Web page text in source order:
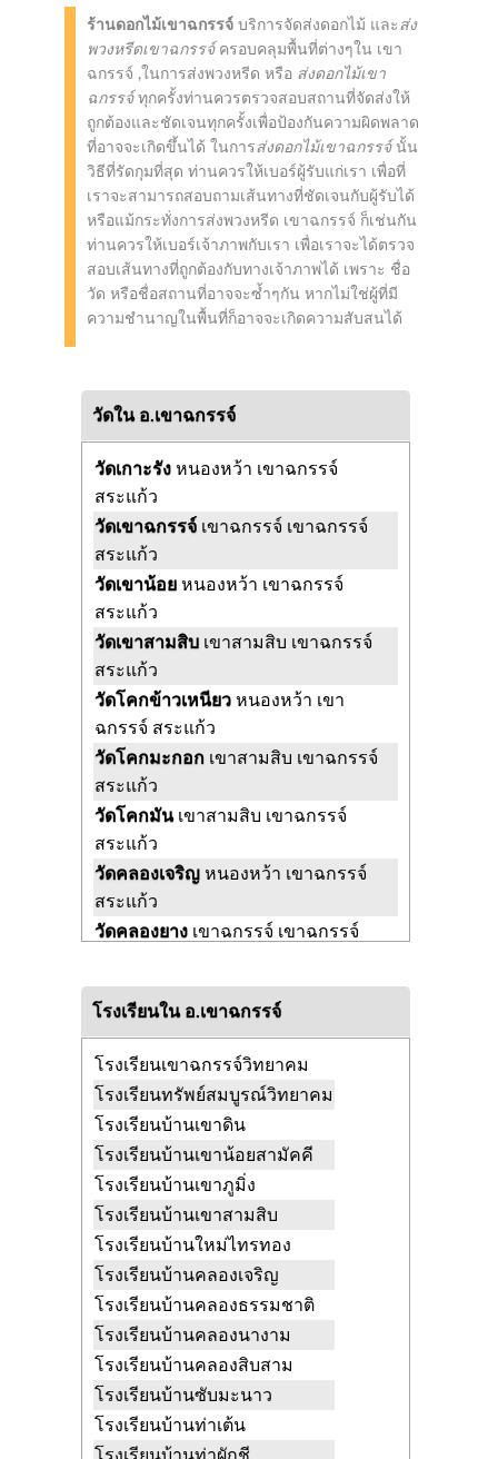
ร้านดอกไม้เขาฉกรรจ์ บริการจัดส่งดอกไม้ และ ส่ง
พวงหรีดเขาฉกรรจ์ครอบคลุมพื้นที่ต่างๆใน เขา
ฉกรรจ์ ,ในการส่งพวงหรีด หรือ ส่งดอกไม้เขา
ฉกรรจ์ทุกครั้งท่านควรตรวจสอบสถานที่จัดส่งให้
ถูกต้องและชัดเจนทุกครั้งเพื่อป้องกันความผิดพลาด
ที่อาจจะเกิดขึ้นได้ ในการส่งดอกไม้เขาฉกรรจ์นั้น
วิธีที่รัดกุมที่สุด ท่านควรให้เบอร์ผู้รับแก่เรา เพื่อที่
เราจะสามารถสอบถามเส้นทางที่ชัดเจนกับผู้รับได้
หรือแม้กระทั่งการส่งพวงหรีด เขาฉกรรจ์ ก็เช่นกัน
ท่านควรให้เบอร์เจ้าภาพกับเรา เพื่อเราจะได้ตรวจ
สอบเส้นทางที่ถูกต้องกับทางเจ้าภาพได้ เพราะ ชื่อ
วัด หรือชื่อสถานที่อาจจะซ้ำๆกัน หากไม่ใช่ผู้ที่มี
ความชำนาญในพื้นที่ก็อาจจะเกิดความสับสนได้
วัดใน อ.เขาฉกรรจ์
วัดเกาะรังหนองหว้า เขาฉกรรจ์
สระแก้ว
วัดเขาฉกรรจ์ เขาฉกรรจ์ เขาฉกรรจ์
สระแก้ว
วัดเขาน้อยหนองหว้า เขาฉกรรจ์
สระแก้ว
วัดเขาสามสิบ เขาสามสิบ เขาฉกรรจ์
สระแก้ว
วัดโคกข้าวเหนียวหนองหว้า เขา
ฉกรรจ์ สระแก้ว
วัดโคกมะกอก เขาสามสิบ เขาฉกรรจ์
สระแก้ว
วัดโคกมัน เขาสามสิบ เขาฉกรรจ์
สระแก้ว
วัดคลองเจริญหนองหว้า เขาฉกรรจ์
สระแก้ว
วัดคลองยาง เขาฉกรรจ์ เขาฉกรรจ์
วัดคลองสามสิบเขาสามสิบ เขาฉกรรจ์
สระแก้ว
สระแก้ว
วัดซับสมบูรณ์หนองหว้า เขาฉกรรจ์
สระแก้ว
วัดถ้ำเขาฉกรรจ์เขาฉกรรจ์ เขาฉกรรจ์
สระแก้ว
วัดท่าผักชี พระเพลิง เขาฉกรรจ์
สระแก้ว
วัดทุ่งหลวงหนองหว้า เขาฉกรรจ์
สระแก้ว
วัดธารนพเก้าหนองหว้า เขาฉกรรจ์
สระแก้ว
วัดนาคันหักพระเพลิง เขาฉกรรจ์
สระแก้ว
วัดนาบนเขาฉกรรจ์ เขาฉกรรจ์
โรงเรียนใน อ.เขาฉกรรจ์
โรงเรียนเขาฉกรรจ์วิทยาคม
โรงเรียนทรัพย์สมบูรณ์วิทยาคม
โรงเรียนบ้านเขาดิน
โรงเรียนบ้านเขาน้อยสามัคคี
โรงเรียนบ้านเขาภูมิ่ง
โรงเรียนบ้านเขาสามสิบ
โรงเรียนบ้านใหม่ไทรทอง
โรงเรียนบ้านคลองเจริญ
โรงเรียนบ้านคลองธรรมชาติ
โรงเรียนบ้านคลองนางาม
โรงเรียนบ้านคลองสิบสาม
โรงเรียนบ้านซับมะนาว
โรงเรียนบ้านท่าเต้น